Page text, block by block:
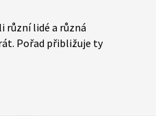
různí lidé a různá
Pořad přibližuje ty